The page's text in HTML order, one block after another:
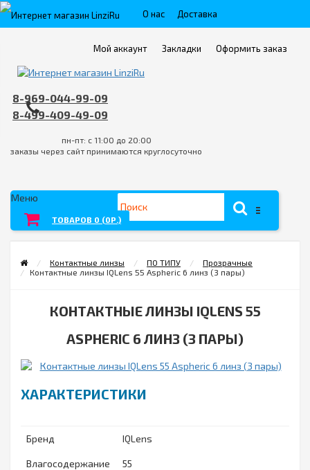
О нас Доставка
Оплата
Мой аккаунт Закладки Оформить заказ
8-969-044-99-09
8-499-409-49-09
пн-пт: с 11:00 до 20:00
заказы через сайт принимаются круглосуточно
ТОВАРОВ 0 (0Р.)
Меню
Контактные линзы ПО ТИПУ
Прозрачные
Контактные линзы IQLens 55 Aspheric 6 линз (3 пары)
КОНТАКТНЫЕ ЛИНЗЫ IQLENS 55
ASPHERIC 6 ЛИНЗ (3 ПАРЫ)
ХАРАКТЕРИСТИКИ
Бренд IQLens
Влагосодержание
55